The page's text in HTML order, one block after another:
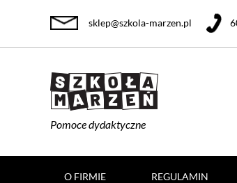
Pomoce dydaktyczne
sklep@szkola-marzen.pl
O FIRMIE REGULAMIN